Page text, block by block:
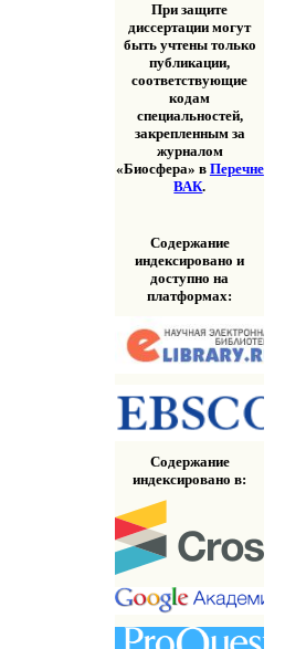
При защите
диссертации могут
быть учтены только
публикации,
соответствующие
кодам
специальностей,
закрепленным за
журналом
«Биосфера» в Перечне
ВАК.
Содержание
индексировано и
доступно на
платформах:
Содержание
индексировано в: